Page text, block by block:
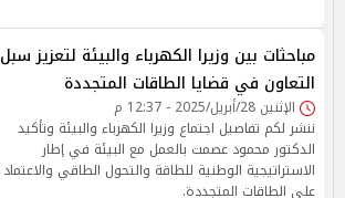
مباحثات بين وزيرا الكهرباء والبيئة لتعزيز سبل
التعاون في قضايا الطاقات المتجددة
الإثنين 28/أبريل/2025 - 12:37 م
ننشر لكم تفاصيل اجتماع وزيرا الكهرباء والبيئة وتأكيد
الدكتور محمود عصمت بالعمل مع البيئة في إطار
الاستراتيجية الوطنية للطاقة والتحول الطاقي والاعتماد
على الطاقات المتجددة.